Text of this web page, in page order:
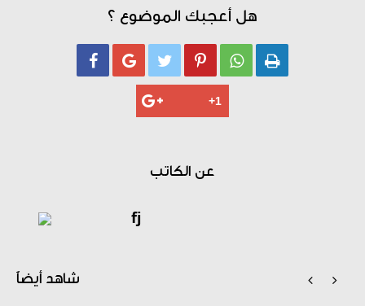
هل أعجبك الموضوع ؟
     
عن الكاتب
fj
شاهد أيضاً  